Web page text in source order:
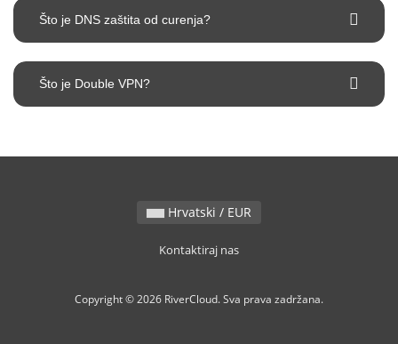
Što je DNS zaštita od curenja?
Što je Double VPN?
Hrvatski / EUR
Kontaktiraj nas
Copyright © 2026 RiverCloud. Sva prava zadržana.